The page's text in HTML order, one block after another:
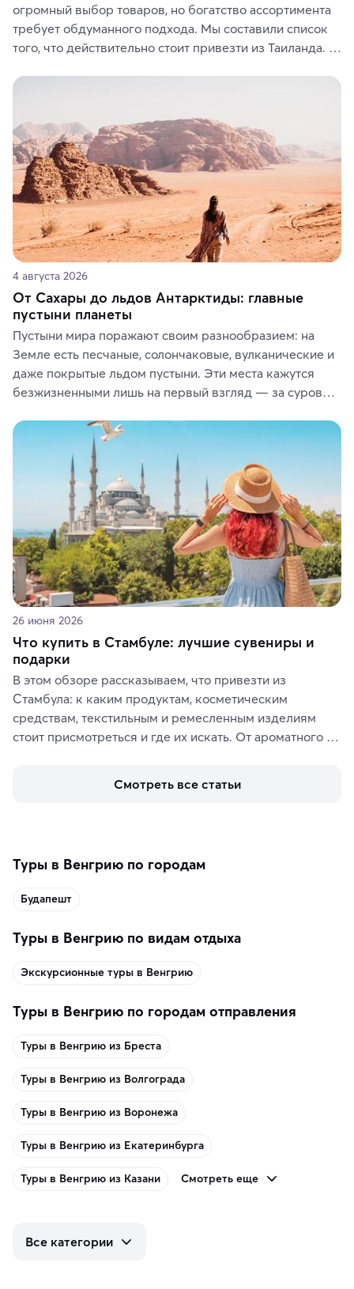
огромный выбор товаров, но богатство ассортимента
требует обдуманного подхода. Мы составили список
того, что действительно стоит привезти из Таиланда.
средства, одежду, украшения, предметы интерьера
где их купить.
4 августа 2026
От Сахары до льдов Антарктиды: главные
пустыни планеты
Пустыни мира поражают своим разнообразием: на
Земле есть песчаные, солончаковые, вулканические и
даже покрытые льдом пустыни. Эти места кажутся
безжизненными лишь на первый взгляд — за суровой
животные и маршруты, которые дарят одни из самых
ярких впечатлений от путешествий.
26 июня 2026
Что купить в Стамбуле: лучшие сувениры и
подарки
В этом обзоре рассказываем, что привезти из
Стамбула: к каким продуктам, косметическим
средствам, текстильным и ремесленным изделиям
стоит присмотреться и где их искать. От ароматного
аутентичных лавках — в подарок близким или себе на
Смотреть все статьи
Туры в Венгрию по городам
Будапешт
Туры в Венгрию по видам отдыха
Экскурсионные туры в Венгрию
Туры в Венгрию по городам отправления
Туры в Венгрию из Бреста
Туры в Венгрию из Волгограда
Туры в Венгрию из Воронежа
Туры в Венгрию из Екатеринбурга
Туры в Венгрию из Казани Смотреть еще
Все категории